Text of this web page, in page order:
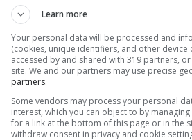
Learn more
Your personal data will be processed and
(cookies, unique identifiers, and other device
accessed by and shared with 319 partners,
site. We and our partners may use precise
partners.
Some vendors may process your personal
interest, which you can object to by
for a link at the bottom of this page or in the
withdraw consent in privacy and cookie